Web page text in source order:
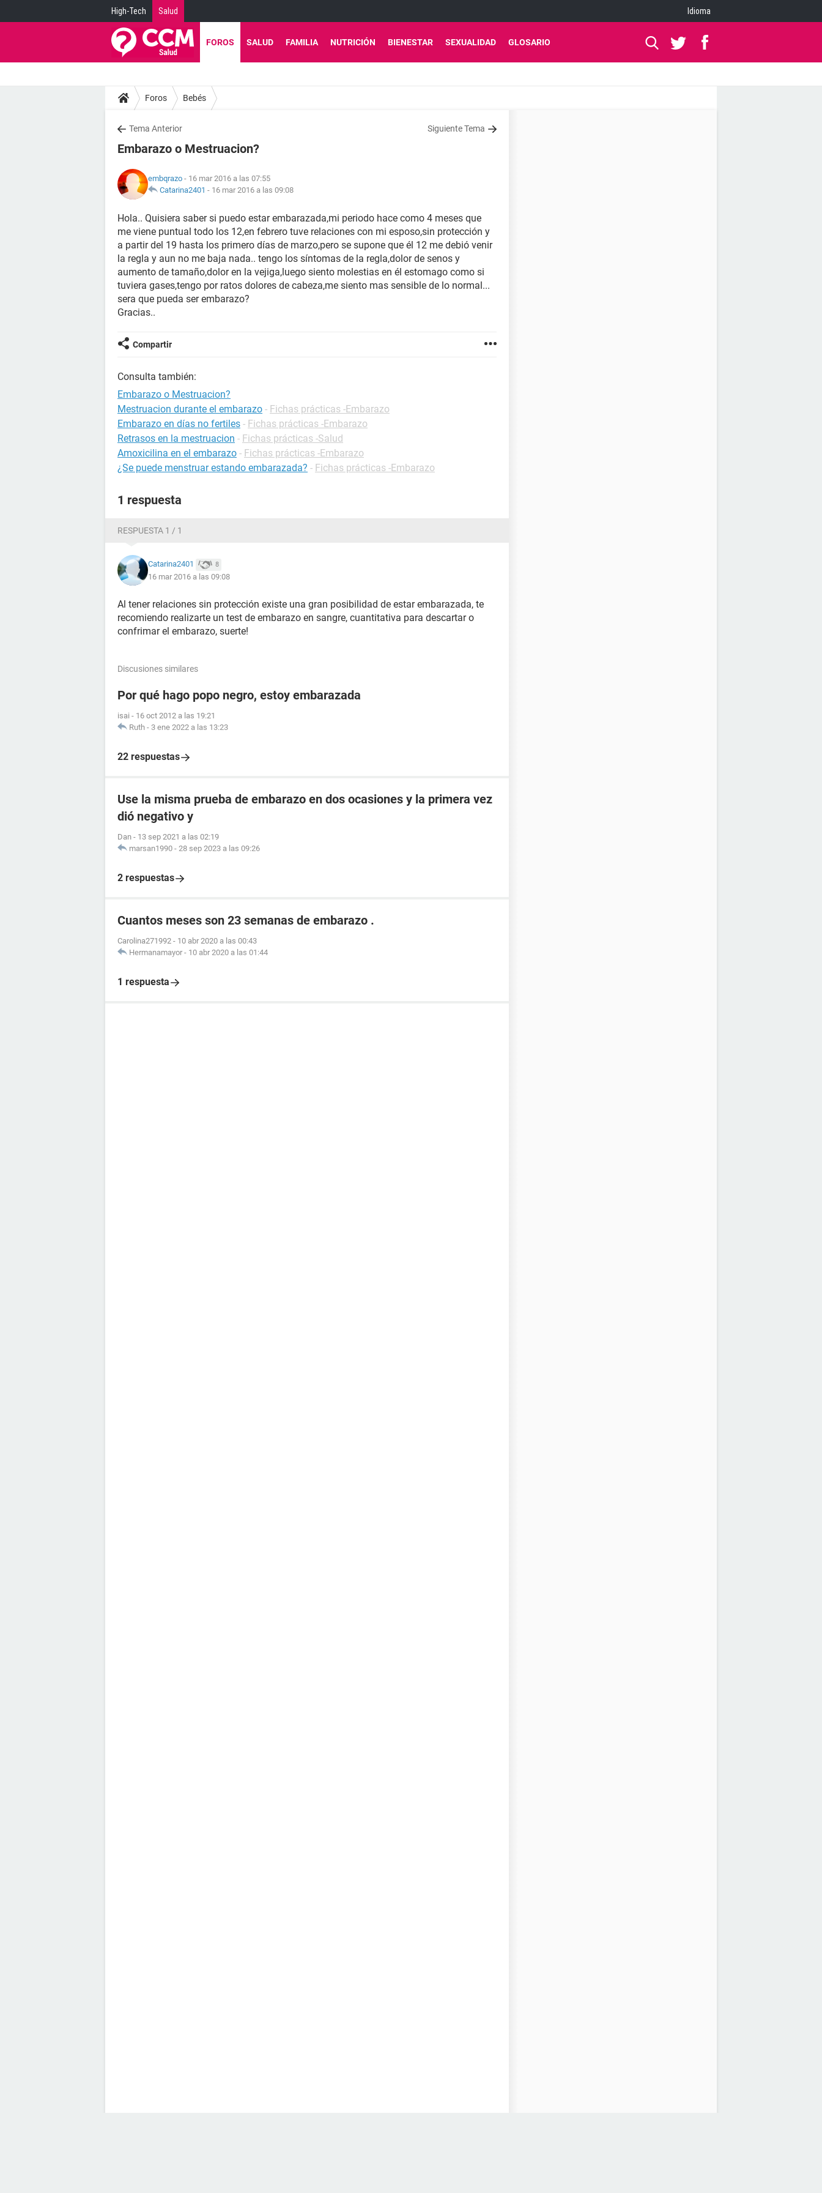
High-Tech Salud Idioma
FOROS SALUD FAMILIA NUTRICIÓN BIENESTAR SEXUALIDAD GLOSARIO
Foros Bebés
Tema Anterior Siguiente Tema
Embarazo o Mestruacion?
embqrazo - 16 mar 2016 a las 07:55
Catarina2401 - 16 mar 2016 a las 09:08
Hola.. Quisiera saber si puedo estar embarazada,mi periodo hace como 4 meses que
me viene puntual todo los 12,en febrero tuve relaciones con mi esposo,sin protección y
a partir del 19 hasta los primero días de marzo,pero se supone que él 12 me debió venir
la regla y aun no me baja nada.. tengo los síntomas de la regla,dolor de senos y
aumento de tamaño,dolor en la vejiga,luego siento molestias en él estomago como si
tuviera gases,tengo por ratos dolores de cabeza,me siento mas sensible de lo normal...
sera que pueda ser embarazo?
Gracias..
Compartir
Consulta también:
Embarazo o Mestruacion?
Mestruacion durante el embarazo - Fichas prácticas -Embarazo
Embarazo en días no fertiles - Fichas prácticas -Embarazo
Retrasos en la mestruacion - Fichas prácticas -Salud
Amoxicilina en el embarazo - Fichas prácticas -Embarazo
¿Se puede menstruar estando embarazada? - Fichas prácticas -Embarazo
1 respuesta
RESPUESTA 1 / 1
Catarina2401 8
16 mar 2016 a las 09:08
Al tener relaciones sin protección existe una gran posibilidad de estar embarazada, te
recomiendo realizarte un test de embarazo en sangre, cuantitativa para descartar o
confrimar el embarazo, suerte!
Discusiones similares
Por qué hago popo negro, estoy embarazada
isai - 16 oct 2012 a las 19:21
Ruth - 3 ene 2022 a las 13:23
22 respuestas
Use la misma prueba de embarazo en dos ocasiones y la primera vez
dió negativo y
Dan - 13 sep 2021 a las 02:19
marsan1990 - 28 sep 2023 a las 09:26
2 respuestas
Cuantos meses son 23 semanas de embarazo .
Carolina271992 - 10 abr 2020 a las 00:43
Hermanamayor - 10 abr 2020 a las 01:44
1 respuesta